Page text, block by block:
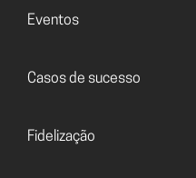
Eventos
Casos de sucesso
Fidelização